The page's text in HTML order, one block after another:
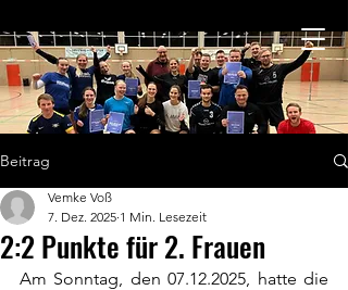
Beitrag
2:2 Punkte für 2. Frauen
Vemke Voß
7. Dez. 2025 1 Min. Lesezeit
Am Sonntag, den 07.12.2025, hatte die